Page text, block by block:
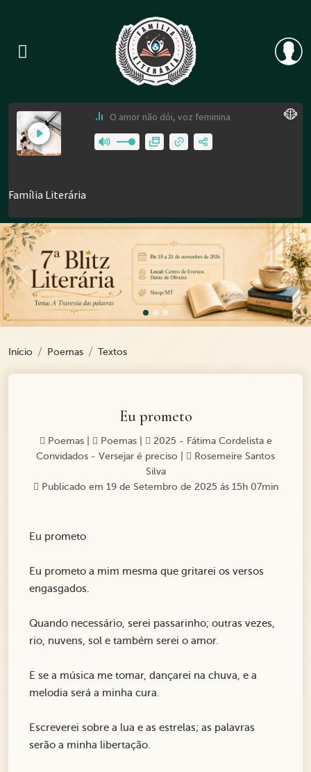
Previous
Início Poemas Textos
Eu prometo
Poemas| Poemas|
2025 - Fátima Cordelista e
Convidados - Versejar é preciso
Rosemeire Santos
Silva
Publicado em 19 de Setembro de 2025 ás 15h 07min
Eu prometo
Eu prometo a mim mesma que gritarei os versos
engasgados.
Quando necessário, serei passarinho; outras vezes,
rio, nuvens, sol e também serei o amor.
E se a música me tomar, dançarei na chuva, e a
melodia será a minha cura.
Escreverei sobre a lua e as estrelas; as palavras
serão a minha libertação.